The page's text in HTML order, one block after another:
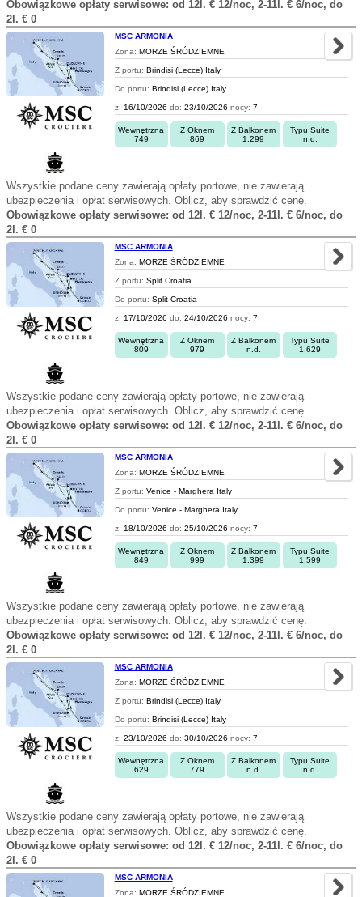
Obowiązkowe opłaty serwisowe: od 12l. € 12/noc, 2-11l. € 6/noc, do
2l. € 0
MSC ARMONIA
Zona: MORZE ŚRÓDZIEMNE
Z portu: Brindisi (Lecce) Italy
Do portu: Brindisi (Lecce) Italy
z: 16/10/2026 do: 23/10/2026 nocy: 7
Wewnętrzna
749
Z Oknem
869
Z Balkonem
1.299
Typu Suite
n.d.
Wszystkie podane ceny zawierają opłaty portowe, nie zawierają
ubezpieczenia i opłat serwisowych. Oblicz, aby sprawdzić cenę.
Obowiązkowe opłaty serwisowe: od 12l. € 12/noc, 2-11l. € 6/noc, do
2l. € 0
MSC ARMONIA
Zona: MORZE ŚRÓDZIEMNE
Z portu: Split Croatia
Do portu: Split Croatia
z: 17/10/2026 do: 24/10/2026 nocy: 7
Wewnętrzna
809
Z Oknem
979
Z Balkonem
n.d.
Typu Suite
1.629
Wszystkie podane ceny zawierają opłaty portowe, nie zawierają
ubezpieczenia i opłat serwisowych. Oblicz, aby sprawdzić cenę.
Obowiązkowe opłaty serwisowe: od 12l. € 12/noc, 2-11l. € 6/noc, do
2l. € 0
MSC ARMONIA
Zona: MORZE ŚRÓDZIEMNE
Z portu: Venice - Marghera Italy
Do portu: Venice - Marghera Italy
z: 18/10/2026 do: 25/10/2026 nocy: 7
Wewnętrzna
849
Z Oknem
999
Z Balkonem
1.399
Typu Suite
1.599
Wszystkie podane ceny zawierają opłaty portowe, nie zawierają
ubezpieczenia i opłat serwisowych. Oblicz, aby sprawdzić cenę.
Obowiązkowe opłaty serwisowe: od 12l. € 12/noc, 2-11l. € 6/noc, do
2l. € 0
MSC ARMONIA
Zona: MORZE ŚRÓDZIEMNE
Z portu: Brindisi (Lecce) Italy
Do portu: Brindisi (Lecce) Italy
z: 23/10/2026 do: 30/10/2026 nocy: 7
Wewnętrzna
629
Z Oknem
779
Z Balkonem
n.d.
Typu Suite
n.d.
Wszystkie podane ceny zawierają opłaty portowe, nie zawierają
ubezpieczenia i opłat serwisowych. Oblicz, aby sprawdzić cenę.
Obowiązkowe opłaty serwisowe: od 12l. € 12/noc, 2-11l. € 6/noc, do
2l. € 0
MSC ARMONIA
Zona: MORZE ŚRÓDZIEMNE